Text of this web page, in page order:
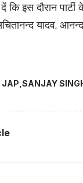
कि इस दौरान
यादव,
JAP SANJAY